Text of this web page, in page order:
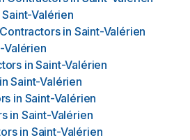
Saint-Valérien
in Saint-Valérien
Valérien
in Saint-Valérien
in Saint-Valérien
in Saint-Valérien
in Saint-Valérien
in Saint-Valérien